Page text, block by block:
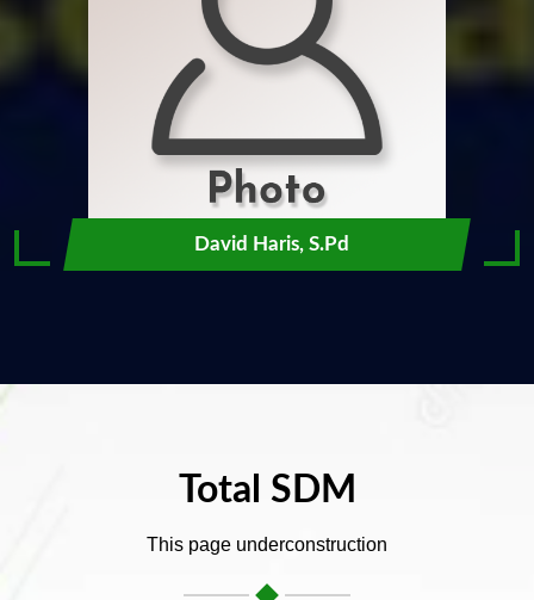
David Haris, S.Pd
Total SDM
This page underconstruction